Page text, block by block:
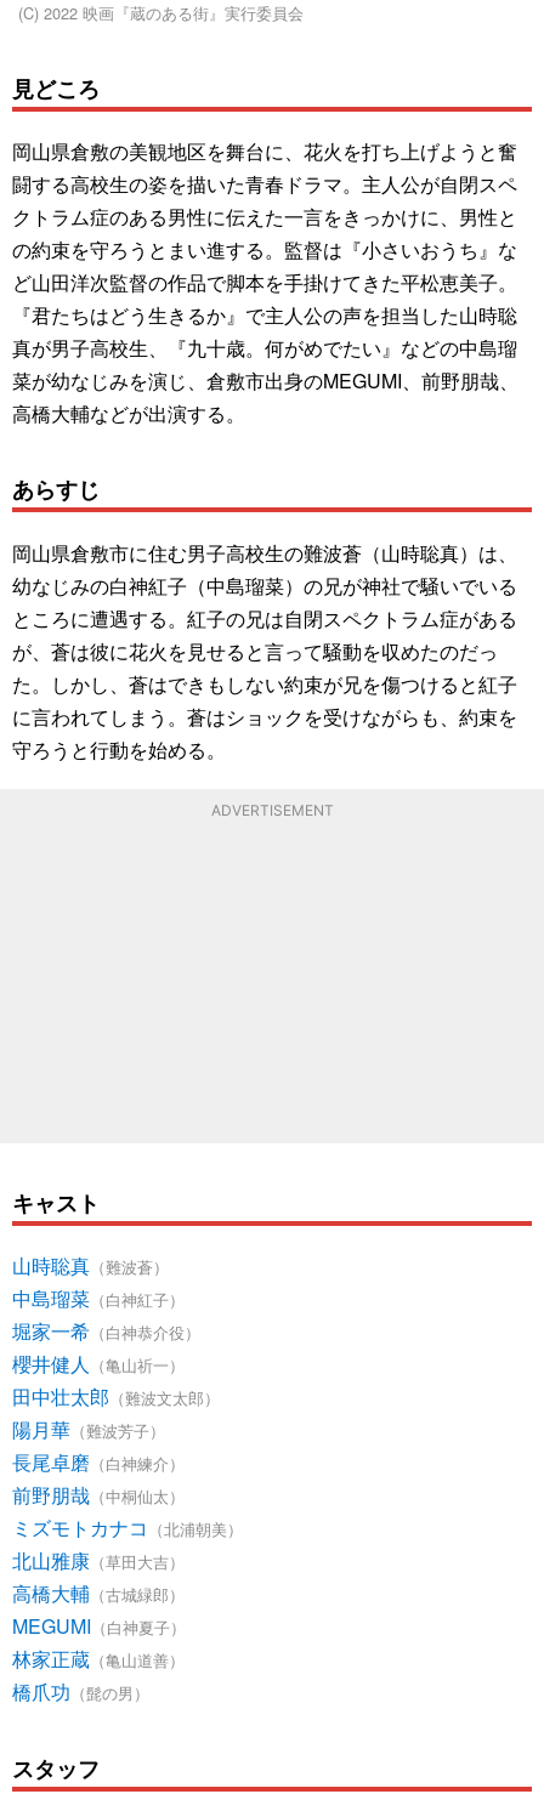
(C) 2022 映画『蔵のある街』実行委員会
見どころ
岡山県倉敷の美観地区を舞台に、花火を打ち上げようと奮
闘する高校生の姿を描いた青春ドラマ。主人公が自閉スペ
クトラム症のある男性に伝えた一言をきっかけに、男性と
の約束を守ろうとまい進する。監督は『小さいおうち』な
ど山田洋次監督の作品で脚本を手掛けてきた平松恵美子。
『君たちはどう生きるか』で主人公の声を担当した山時聡
真が男子高校生、『九十歳。何がめでたい』などの中島瑠
菜が幼なじみを演じ、倉敷市出身のMEGUMI、前野朋哉、
高橋大輔などが出演する。
あらすじ
岡山県倉敷市に住む男子高校生の難波蒼（山時聡真）は、
幼なじみの白神紅子（中島瑠菜）の兄が神社で騒いでいる
ところに遭遇する。紅子の兄は自閉スペクトラム症がある
が、蒼は彼に花火を見せると言って騒動を収めたのだっ
た。しかし、蒼はできもしない約束が兄を傷つけると紅子
に言われてしまう。蒼はショックを受けながらも、約束を
守ろうと行動を始める。
ADVERTISEMENT
キャスト
山時聡真 （難波蒼）
中島瑠菜 （白神紅子）
堀家一希 （白神恭介役）
櫻井健人 （亀山祈一）
田中壮太郎 （難波文太郎）
陽月華 （難波芳子）
長尾卓磨 （白神練介）
前野朋哉 （中桐仙太）
ミズモトカナコ （北浦朝美）
北山雅康 （草田大吉）
高橋大輔 （古城緑郎）
MEGUMI （白神夏子）
林家正蔵 （亀山道善）
橋爪功 （髭の男）
スタッフ